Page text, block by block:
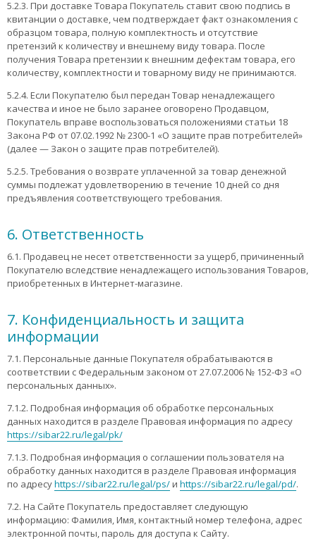
5.2.3. При доставке Товара Покупатель ставит свою подпись в
квитанции о доставке, чем подтверждает факт ознакомления с
образцом товара, полную комплектность и отсутствие
претензий к количеству и внешнему виду товара. После
получения Товара претензии к внешним дефектам товара, его
количеству, комплектности и товарному виду не принимаются.
5.2.4. Если Покупателю был передан Товар ненадлежащего
качества и иное не было заранее оговорено Продавцом,
Покупатель вправе воспользоваться положениями статьи 18
Закона РФ от 07.02.1992 № 2300-1 «О защите прав потребителей»
(далее — Закон о защите прав потребителей).
5.2.5. Требования о возврате уплаченной за товар денежной
суммы подлежат удовлетворению в течение 10 дней со дня
предъявления соответствующего требования.
6. Ответственность
6.1. Продавец не несет ответственности за ущерб, причиненный
Покупателю вследствие ненадлежащего использования Товаров,
приобретенных в Интернет-магазине.
7. Конфиденциальность и защита
информации
7.1. Персональные данные Покупателя обрабатываются в
соответствии с Федеральным законом от 27.07.2006 № 152-ФЗ «О
персональных данных».
7.1.2. Подробная информация об обработке персональных
данных находится в разделе Правовая информация по адресу
https://sibar22.ru/legal/pk/
7.1.3. Подробная информация о соглашении пользователя на
обработку данных находится в разделе Правовая информация
по адресуhttps://sibar22.ru/legal/ps/и https://sibar22.ru/legal/pd/.
7.2. На Сайте Покупатель предоставляет следующую
информацию: Фамилия, Имя, контактный номер телефона, адрес
электронной почты, пароль для доступа к Сайту.